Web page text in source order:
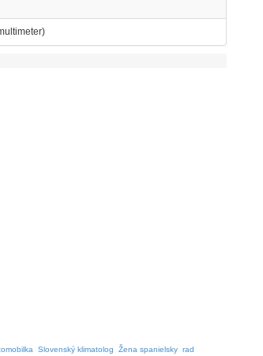
Slovenský klimatolog Žena spanielsky rad